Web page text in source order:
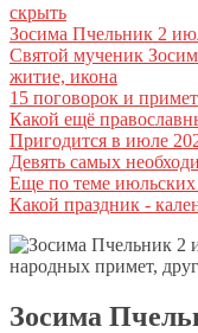
скрыть
Зосима Пчельник 2
Святой мученик
житие, икона
15 поговорок и
Какой ещё
Пригодится в июле
Девять самых
Еще по теме июльских
Какой праздник -
Зосима